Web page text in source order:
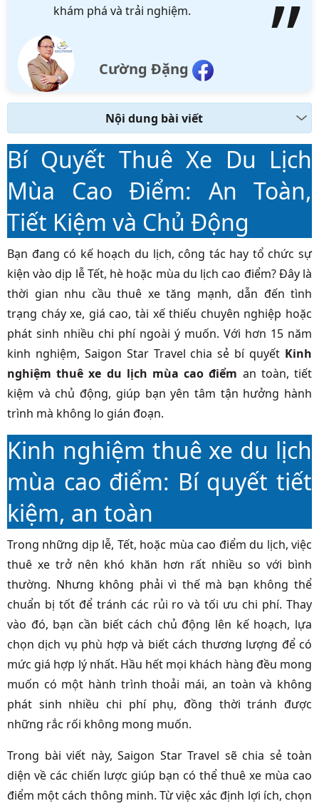
khám phá và trải nghiệm.
Cường Đặng
Nội dung bài viết
Bí Quyết Thuê Xe Du Lịch
Mùa Cao Điểm: An Toàn,
Tiết Kiệm và Chủ Động
Bạn đang có kế hoạch du lịch, công tác hay tổ chức sự
kiện vào dịp lễ Tết, hè hoặc mùa du lịch cao điểm? Đây là
thời gian nhu cầu thuê xe tăng mạnh, dẫn đến tình
trạng cháy xe, giá cao, tài xế thiếu chuyên nghiệp hoặc
phát sinh nhiều chi phí ngoài ý muốn. Với hơn 15 năm
kinh nghiệm, Saigon Star Travel chia sẻ bí quyết Kinh
nghiệm thuê xe du lịch mùa cao điểm an toàn, tiết
kiệm và chủ động, giúp bạn yên tâm tận hưởng hành
trình mà không lo gián đoạn.
Kinh nghiệm thuê xe du lịch
mùa cao điểm: Bí quyết tiết
kiệm, an toàn
Trong những dịp lễ, Tết, hoặc mùa cao điểm du lịch, việc
thuê xe trở nên khó khăn hơn rất nhiều so với bình
thường. Nhưng không phải vì thế mà bạn không thể
chuẩn bị tốt để tránh các rủi ro và tối ưu chi phí. Thay
vào đó, bạn cần biết cách chủ động lên kế hoạch, lựa
chọn dịch vụ phù hợp và biết cách thương lượng để có
mức giá hợp lý nhất. Hầu hết mọi khách hàng đều mong
muốn có một hành trình thoải mái, an toàn và không
phát sinh nhiều chi phí phụ, đồng thời tránh được
những rắc rối không mong muốn.
Trong bài viết này, Saigon Star Travel sẽ chia sẻ toàn
diện về các chiến lược giúp bạn có thể thuê xe mùa cao
điểm một cách thông minh. Từ việc xác định lợi ích, chọn